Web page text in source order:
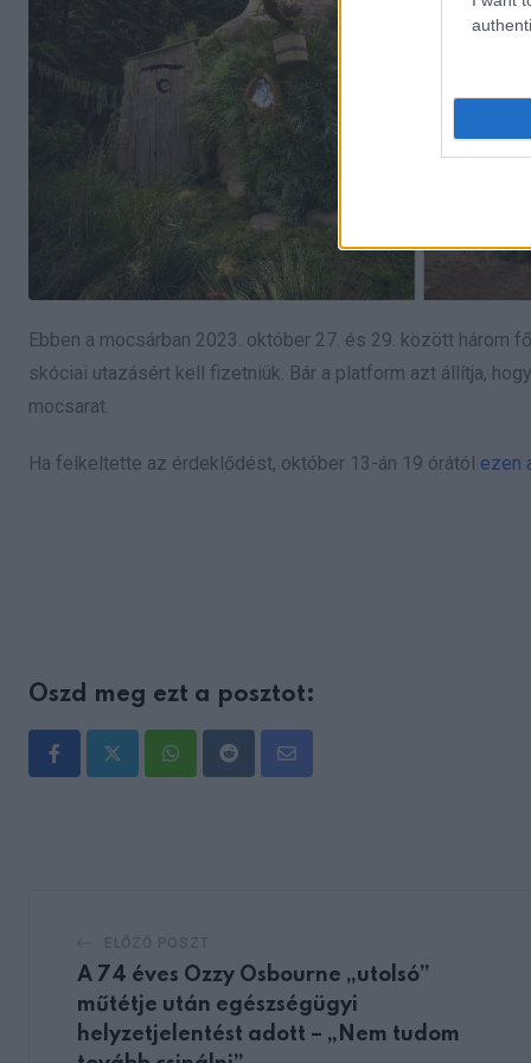
Ebben a mocsárban 2023. október 27. és 29. között három
skóciai utazásért kell fizetniük. Bár a platform azt állítja,
mocsarat.
Ha felkeltette az érdeklődést, október 13-án 19 órától ezen
Oszd meg ezt a posztot:
WhatsappRedditShare
A 74 éves Ozzy Osbourne „utolsó”
műtétje után egészségügyi
helyzetjelentést adott – „Nem tudom